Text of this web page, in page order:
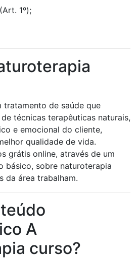
1º);
tratamento de saúde que
técnicas terapêuticas naturais,
e emocional do cliente,
qualidade de vida.
grátis online, através de um
básico, sobre naturoterapia
da área trabalham.
A
curso?